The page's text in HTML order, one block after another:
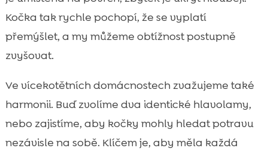
Kočka tak rychle pochopí, že se vyplatí
přemýšlet, a my můžeme obtížnost postupně
zvyšovat.
Ve vícekotětních domácnostech zvažujeme také
harmonii. Buď zvolíme dva identické hlavolamy,
nebo zajistíme, aby kočky mohly hledat potravu
nezávisle na sobě. Klíčem je, aby měla každá